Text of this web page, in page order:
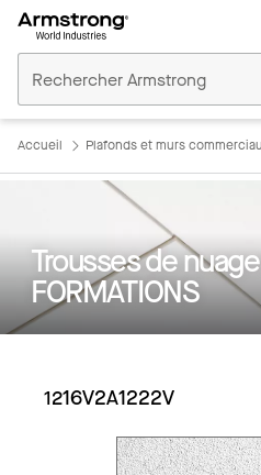
Plafonds
Accueil Plafonds et murs
Trousses de
FORMATIONS
1216V2A1222V